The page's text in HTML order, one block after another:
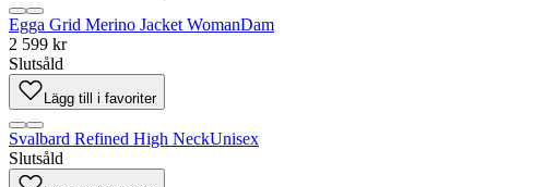
Egga Grid Merino Jacket WomanDam
2 599 kr
Slutsåld
Lägg till i favoriter
Svalbard Refined High NeckUnisex
Slutsåld